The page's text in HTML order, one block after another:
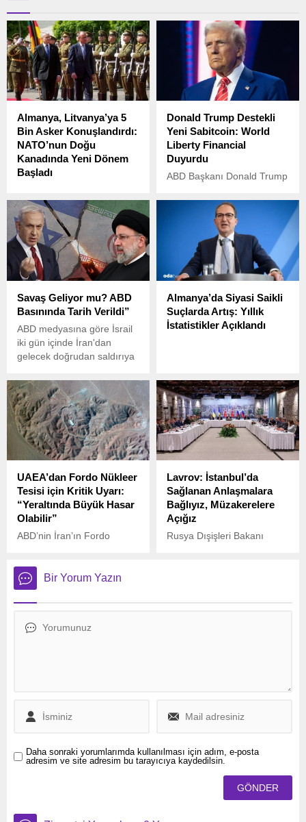
Almanya, Litvanya’ya 5
Bin Asker Konuşlandırdı:
NATO’nun Doğu
Kanadında Yeni Dönem
Başladı
kanadındaki varlığını
güçlendirmek amacıyla
Litvanya’da tarihi bir askeri
konuşlanma gerçekleştirdi.
Donald Trump Destekli
Yeni Sabitcoin: World
Liberty Financial
Duyurdu
ABD Başkanı Donald Trump
World Liberty Financial, yeni
bir sabitcoin çıkaracağını
Savaş Geliyor mu? ABD
Basınında Tarih Verildi”
ABD medyasına göre İsrail
iki gün içinde İran'dan
gelecek doğrudan saldırıya
Almanya’da Siyasi Saikli
Suçlarda Artış: Yıllık
İstatistikler Açıklandı
UAEA’dan Fordo Nükleer
Tesisi için Kritik Uyarı:
“Yeraltında Büyük Hasar
Olabilir”
ABD’nin İran’ın Fordo
Uluslararası Atom Enerjisi
Ajansı (UAEA) Başkanı
Rafael Grossi, tesiste ciddi
gelmiş olabileceği
Lavrov: İstanbul’da
Sağlanan Anlaşmalara
Bağlıyız, Müzakerelere
Açığız
Rusya Dışişleri Bakanı
düzenlediği saldırıları
Bir Yorum Yazın
Daha sonraki yorumlarımda kullanılması için adım, e-posta
adresim ve site adresim bu tarayıcıya kaydedilsin.